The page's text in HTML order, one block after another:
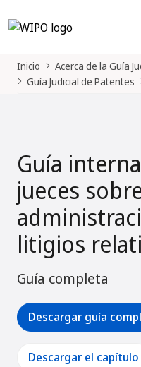
Inicio
Acerca de la Guía
Guía Judicial de Patentes
Guía
jueces
litigios
Guía completa
Descargar guía
Descargar el capítulo